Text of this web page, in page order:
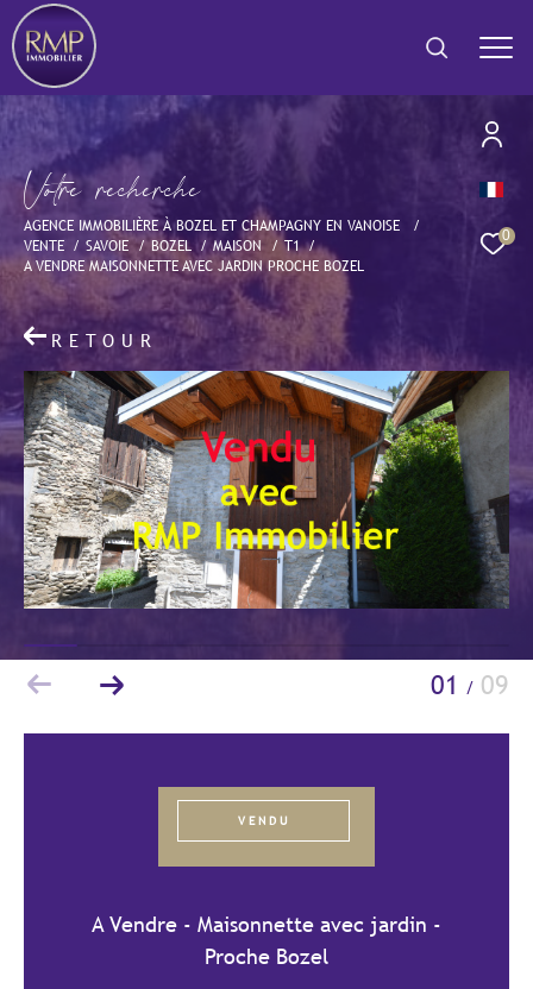
0
Votre recherche
AGENCE IMMOBILIÈRE À BOZEL ET CHAMPAGNY EN VANOISE
VENTE
SAVOIE BOZEL MAISON
T1
A VENDRE MAISONNETTE AVEC JARDIN PROCHE BOZEL
RETOUR
01 / 09
VENDU
A Vendre - Maisonnette avec jardin -
Proche Bozel
Effectuer une recherche
et trouver le bien qui correspond à vos critères
Type
d'offre
Vente
Type
de
bien
Type de bien
Ville
Budget
Budget
Surface
Pièces
PARKING/GARAGE